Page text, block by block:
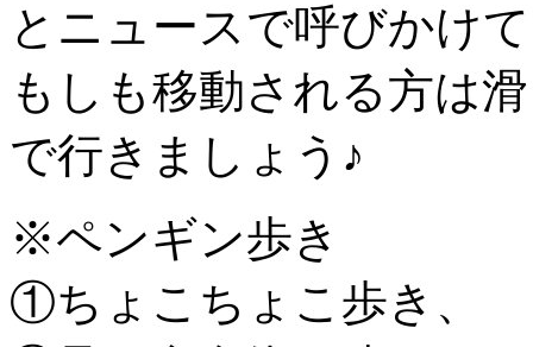
とニュースで呼びかけ
もしも移動される方は
で行きましょう♪
※ペンギン歩き
①ちょこちょこ歩き、